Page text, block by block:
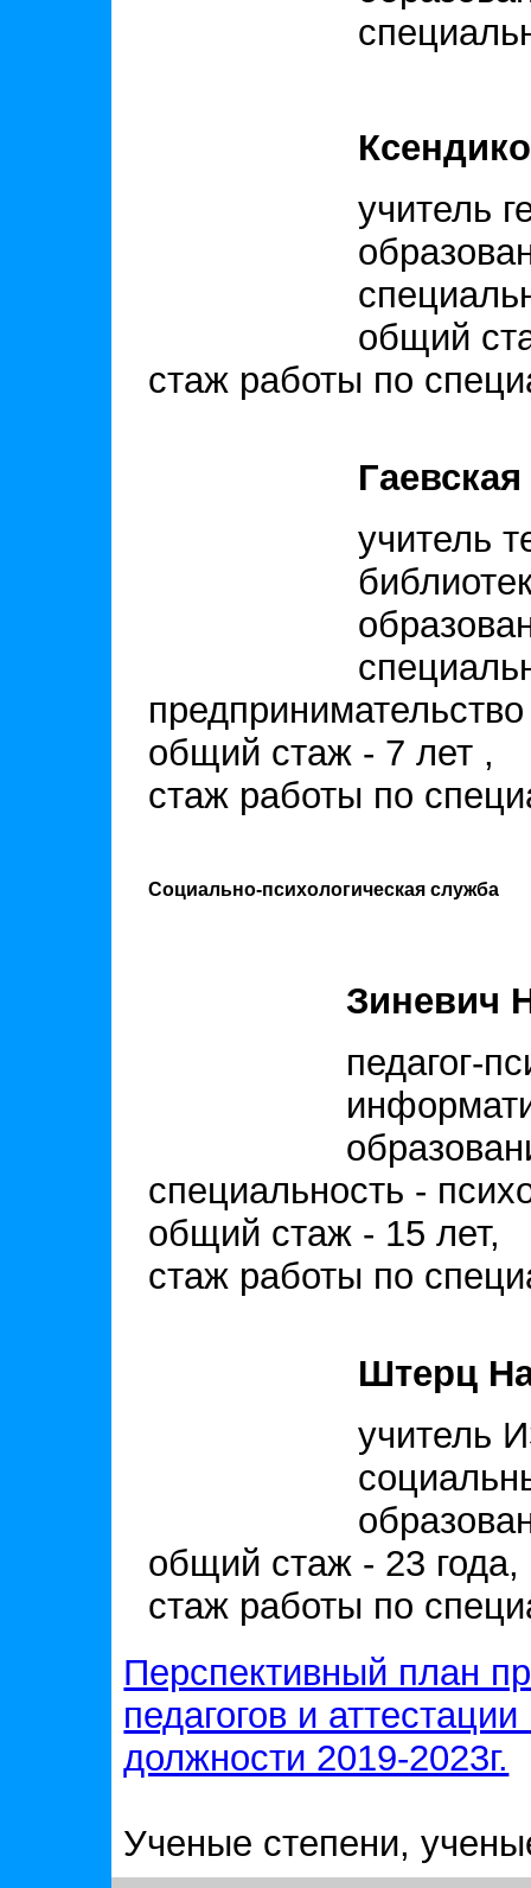
учитель
общий
стаж работы по
учитель
предпринимательство
общий стаж - 7 лет ,
стаж работы по
Социально-психологическая служба
Зиневич
педагог-
специальность -
общий стаж - 15 лет,
стаж работы по
Штерц
учитель
общий стаж - 23 года,
стаж работы по
Перспективный план
педагогов и
должности 2019-2023г.
Ученые степени,